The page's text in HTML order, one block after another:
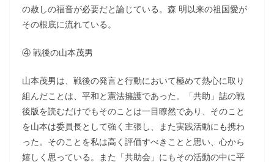
の赦しの福音が必要だと論じている。森 明以来の祖国愛が
その根底に流れている。
④ 戦後の山本茂男
山本茂男は、戦後の発言と行動において極めて熱心に取り
組んだことは、平和と憲法擁護であった。「共助」誌の戦
後版を読むだけでもそのことは一目瞭然であり、そのこと
を山本は委員長として強く主張し、また実践活動にも携わ
った。そのことを私は高く評価すべきことと思い、心から
嬉しく思っている。また「共助会」にもその活動の中に平